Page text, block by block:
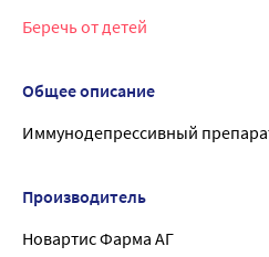
Беречь от детей
Общее описание
Иммунодепрессивный
Производитель
Новартис Фарма АГ